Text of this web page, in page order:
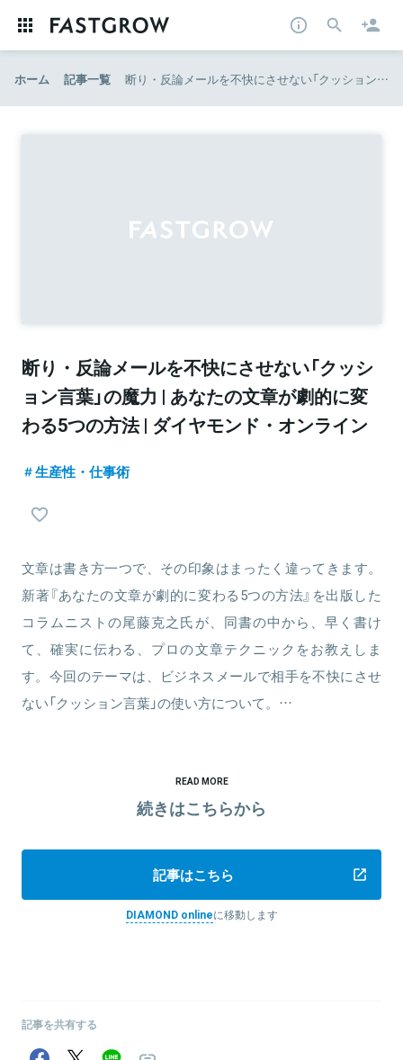
ホーム 記事一覧 断り・反論メールを不快にさせない「クッション言葉」の魔力 | あなたの文章が劇的に変わる5つの方法 | ダイヤモンド・オンライン
断り・反論メールを不快にさせない「クッシ
ョン言葉」の魔力 | あなたの文章が劇的に変
わる5つの方法 | ダイヤモンド・オンライン
生産性・仕事術
文章は書き方一つで、その印象はまったく違ってきます。
新著『あなたの文章が劇的に変わる5つの方法』を出版した
コラムニストの尾藤克之氏が、同書の中から、早く書け
て、確実に伝わる、プロの文章テクニックをお教えしま
す。今回のテーマは、ビジネスメールで相手を不快にさせ
ない「クッション言葉」の使い方について。…
READ MORE
続きはこちらから
記事はこちら
DIAMOND onlineに移動します
記事を共有する